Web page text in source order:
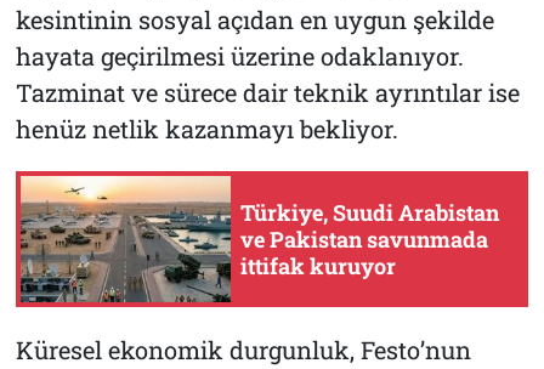
kesintinin sosyal açıdan en uygun şekilde
hayata geçirilmesi üzerine odaklanıyor.
Tazminat ve sürece dair teknik ayrıntılar ise
henüz netlik kazanmayı bekliyor.
Türkiye, Suudi Arabistan
ve Pakistan savunmada
ittifak kuruyor
Küresel ekonomik durgunluk, Festo’nun